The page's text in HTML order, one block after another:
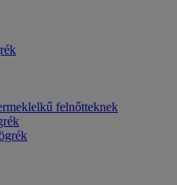
felnőtteknek